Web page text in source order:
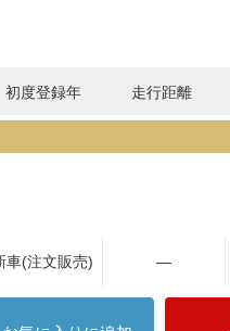
初度登録年 走行距離
車(注文販売) ―